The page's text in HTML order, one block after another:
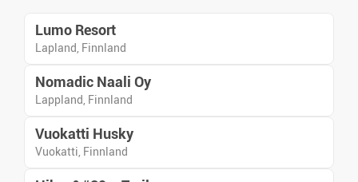
Lumo Resort
Lapland, Finnland
Nomadic Naali Oy
Lappland, Finnland
Vuokatti Husky
Vuokatti, Finnland